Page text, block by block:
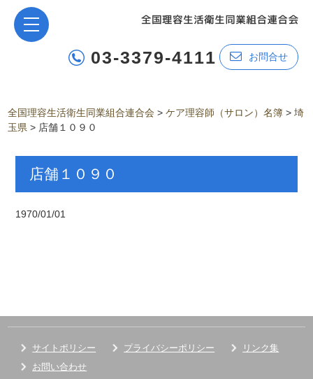
03-3379-4111 お問合せ
全国理容生活衛生同業組合連合会 >ケア理容師（サロン）名簿 >埼
玉県 > 店舗１０９０
店舗１０９０
1970/01/01
サイトポリシー プライバシーポリシー
リンク集
お問い合わせ